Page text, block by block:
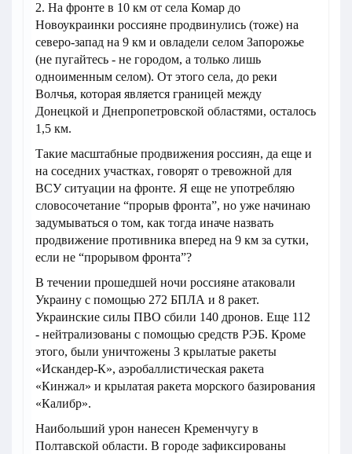
2. На фронте в 10 км от села Комар до
Новоукраинки россияне продвинулись (тоже) на
северо-запад на 9 км и овладели селом Запорожье
(не пугайтесь - не городом, а только лишь
одноименным селом). От этого села, до реки
Волчья, которая является границей между
Донецкой и Днепропетровской областями, осталось
1,5 км.
Такие масштабные продвижения россиян, да еще и
на соседних участках, говорят о тревожной для
ВСУ ситуации на фронте. Я еще не употребляю
словосочетание “прорыв фронта”, но уже начинаю
задумываться о том, как тогда иначе назвать
продвижение противника вперед на 9 км за сутки,
если не “прорывом фронта”?
В течении прошедшей ночи россияне атаковали
Украину с помощью 272 БПЛА и 8 ракет.
Украинские силы ПВО сбили 140 дронов. Еще 112
- нейтрализованы с помощью средств РЭБ. Кроме
этого, были уничтожены 3 крылатые ракеты
«Искандер-К», аэробаллистическая ракета
«Кинжал» и крылатая ракета морского базирования
«Калибр».
Наибольший урон нанесен Кременчугу в
Полтавской области. В городе зафиксированы